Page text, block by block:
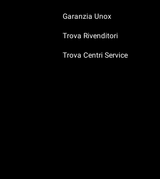
Garanzia Unox
Trova Rivenditori
Trova Centri Service